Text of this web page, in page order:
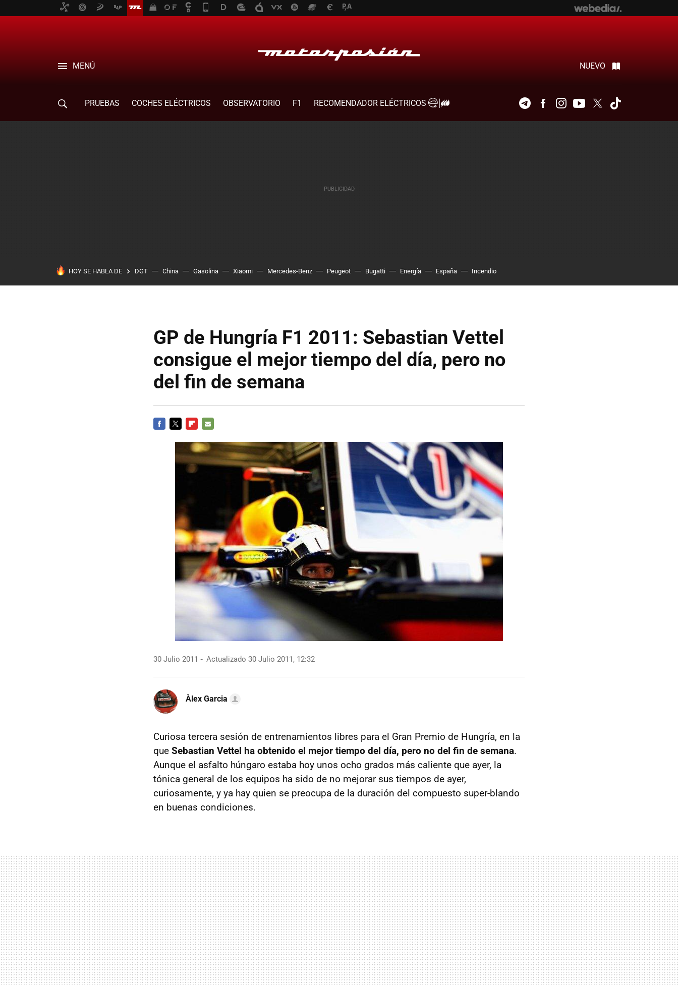
MENÚ NUEVO
PRUEBAS COCHES ELÉCTRICOS OBSERVATORIO F1
RECOMENDADOR ELÉCTRICOS
TelegramFacebookInstagramYoutubeTwitter
HOY SE HABLA DE DGT China Gasolina Xiaomi Mercedes-Benz Peugeot Bugatti Energía España Incendio
GP de Hungría F1 2011: Sebastian Vettel
consigue el mejor tiempo del día, pero no
del fin de semana
MAIL
30 Julio 2011 Actualizado 30 Julio 2011, 12:32
Àlex Garcia
Curiosa tercera sesión de entrenamientos libres para el Gran Premio de Hungría, en la
que Sebastian Vettel ha obtenido el mejor tiempo del día, pero no del fin de semana.
Aunque el asfalto húngaro estaba hoy unos ocho grados más caliente que ayer, la
tónica general de los equipos ha sido de no mejorar sus tiempos de ayer,
curiosamente, y ya hay quien se preocupa de la duración del compuesto super-blando
en buenas condiciones.